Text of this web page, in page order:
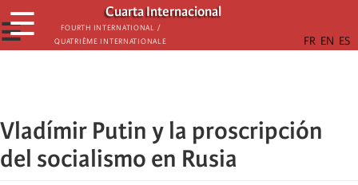
Skip
to
main
Cuarta Internacional
Fourth International /
Quatrième internationale
☰
☰
Vladímir Putin y la proscripción
del socialismo en Rusia